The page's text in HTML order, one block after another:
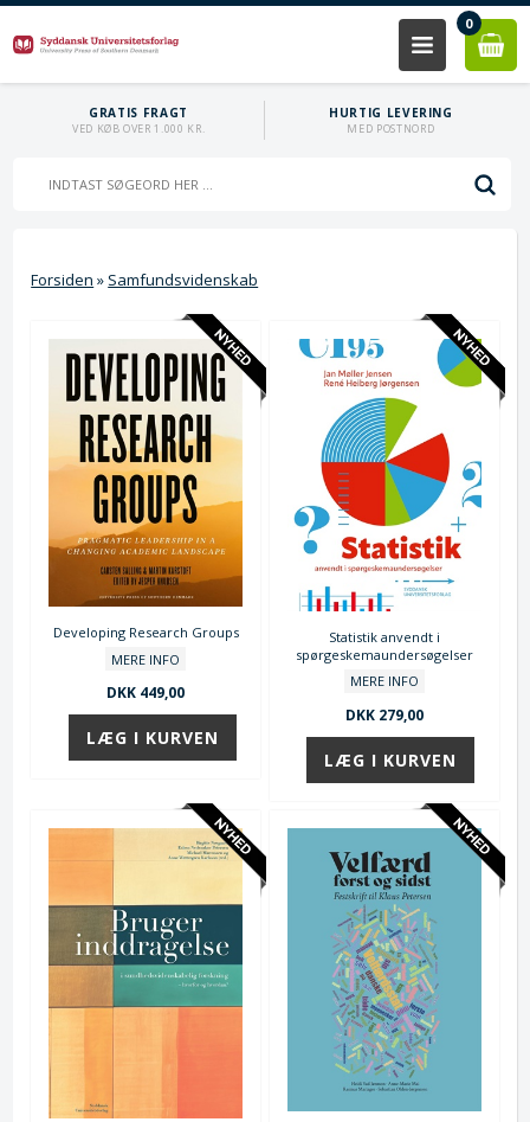
0
GRATIS FRAGT
VED KØB OVER 1.000 KR.
HURTIG LEVERING
MED POSTNORD
Forsiden » Samfundsvidenskab
Developing Research Groups
MERE INFO
DKK 449,00
Statistik anvendt i
spørgeskemaundersøgelser
MERE INFO
DKK 279,00